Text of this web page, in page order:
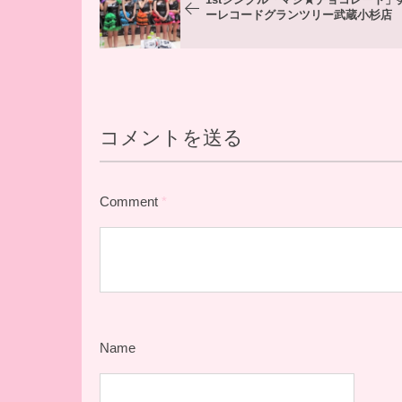
ーレコードグランツリー武蔵小杉店
コメントを送る
Comment *
Name